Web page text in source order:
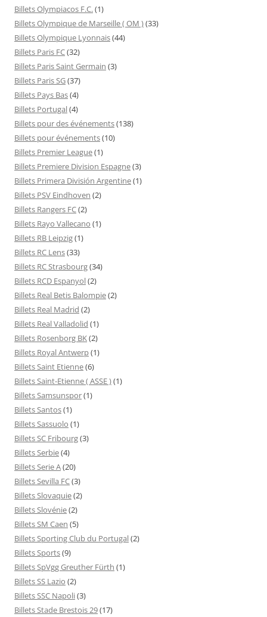
Billets Olympiacos F.C.(1)
Billets Olympique de Marseille ( OM )(33)
Billets Olympique Lyonnais(44)
Billets Paris FC(32)
Billets Paris Saint Germain (3)
Billets Paris SG(37)
Billets Pays Bas(4)
Billets Portugal(4)
Billets pour des événements(138)
Billets pour événements(10)
Billets Premier League(1)
Billets Premiere Division Espagne(3)
Billets Primera División Argentine(1)
Billets PSV Eindhoven (2)
Billets Rangers FC(2)
Billets Rayo Vallecano (1)
Billets RB Leipzig(1)
Billets RC Lens(33)
Billets RC Strasbourg(34)
Billets RCD Espanyol(2)
Billets Real Betis Balompie(2)
Billets Real Madrid (2)
Billets Real Valladolid (1)
Billets Rosenborg BK(2)
Billets Royal Antwerp(1)
Billets Saint Etienne(6)
Billets Saint-Etienne ( ASSE )(1)
Billets Samsunspor(1)
Billets Santos(1)
Billets Sassuolo (1)
Billets SC Fribourg(3)
Billets Serbie(4)
Billets Serie A(20)
Billets Sevilla FC(3)
Billets Slovaquie(2)
Billets Slovénie(2)
Billets SM Caen (5)
Billets Sporting Club du Portugal(2)
Billets Sports(9)
Billets SpVgg Greuther Fürth (1)
Billets SS Lazio (2)
Billets SSC Napoli(3)
Billets Stade Brestois 29(17)